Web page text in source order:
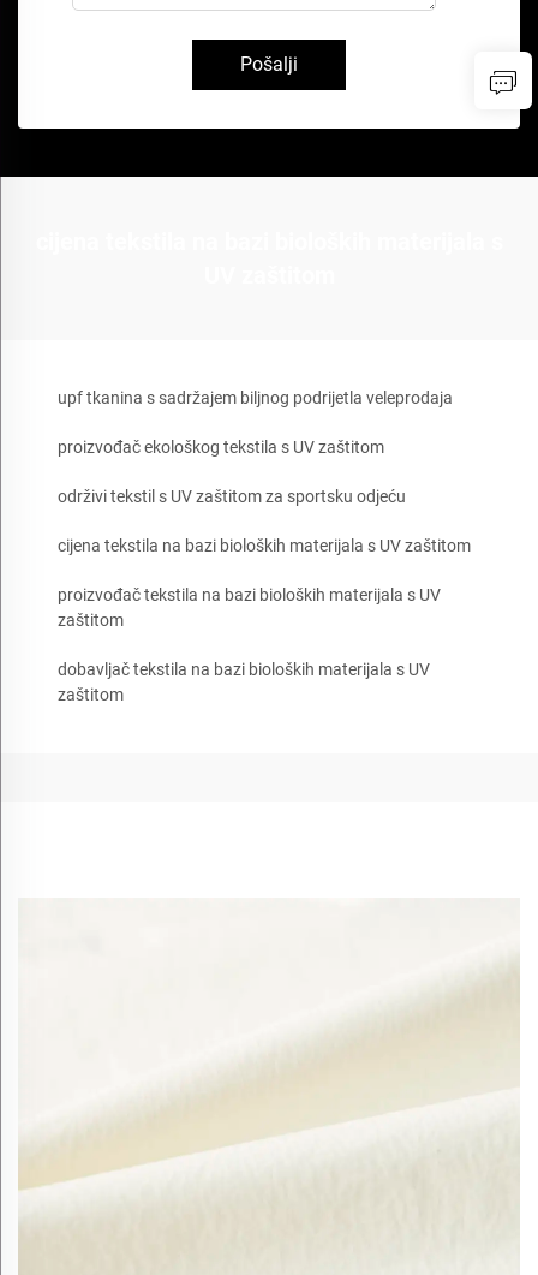
Pošalji
upf tkanina s sadržajem biljnog podrijetla veleprodaja
proizvođač ekološkog tekstila s UV zaštitom
održivi tekstil s UV zaštitom za sportsku odjeću
cijena tekstila na bazi bioloških materijala s UV zaštitom
proizvođač tekstila na bazi bioloških materijala s UV
zaštitom
dobavljač tekstila na bazi bioloških materijala s UV
zaštitom